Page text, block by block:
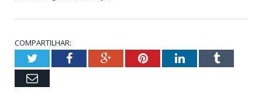
COMPARTILHAR:
TwitterFacebookGoogle+PinterestLinkedInTumblr
Email